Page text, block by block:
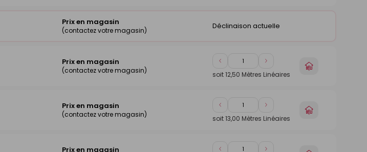
Prix en magasin
(contactez votre magasin) Déclinaison actuelle
Prix en magasin
(contactez votre magasin)
Diminuer
de
Augmenter
de
soit12,50 Mètres Linéaires
Choisir
Prix en magasin
(contactez votre magasin)
Diminuer
de
Augmenter
de
soit13,00 Mètres Linéaires
Choisir
Prix en magasin